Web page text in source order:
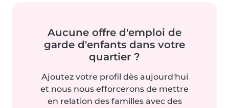
Aucune offre d'emploi de
garde d'enfants dans votre
quartier ?
Ajoutez votre profil dès aujourd'hui
et nous nous efforcerons de mettre
en relation des familles avec des